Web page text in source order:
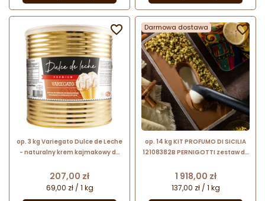
op. 3 kg Variegato Dulce de Leche
- naturalny krem kajmakowy do
Cena
207,00 zł
69,00 zł / 1 kg
 Darmowa dostawa
op. 14 kg KIT PROFUMO DI SICILIA
12108382B PERNIGOTTI zestaw do
variegato migdałowe + kruszonka
Cena
1 918,00 zł
137,00 zł / 1 kg
